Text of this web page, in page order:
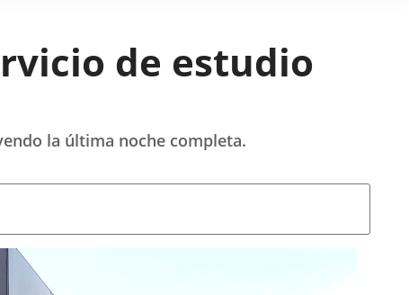
de estudio
la última noche completa.